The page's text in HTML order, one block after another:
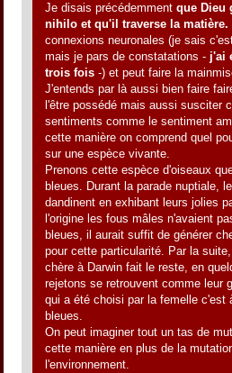
Je disais précédemmentque Dieu
nihilo et qu'il traverse la matière.
connexions neuronales (je sais
mais je pars de constatations - j'ai
trois fois -) et peut faire la
J'entends par là aussi bien faire
l'être possédé mais aussi susciter
sentiments comme le sentiment
cette manière on comprend quel
sur une espèce vivante.
Prenons cette espèce d'oiseaux
bleues. Durant la parade nuptiale,
dandinent en exhibant leurs jolies
l'origine les fous mâles n'avaient
bleues, il aurait suffit de générer
pour cette particularité. Par la
chère à Darwin fait le reste, en
rejetons se retrouvent comme leur
qui a été choisi par la femelle c'est
bleues.
On peut imaginer tout un tas de
cette manière en plus de la
l'environnement.